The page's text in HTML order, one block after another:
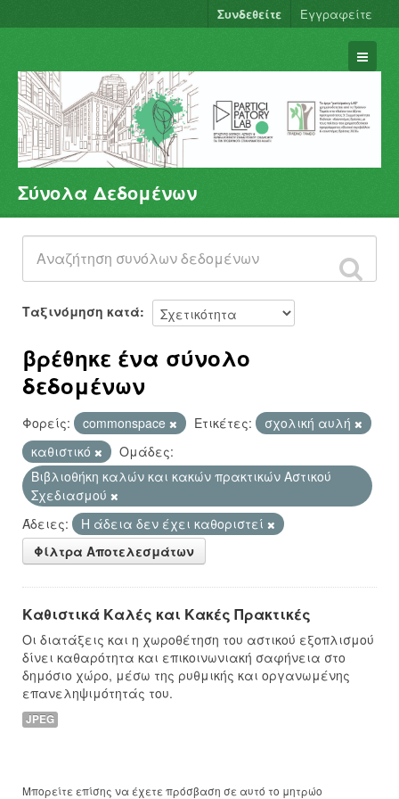
Συνδεθείτε Εγγραφείτε
Σύνολα Δεδομένων
Φορείς
Ομάδες
Σχετικά
Σύνολα Δεδομένων
Ταξινόμηση κατά
βρέθηκε ένα σύνολο
δεδομένων
Φορείς: commonspace Ετικέτες:
σχολική αυλή
καθιστικό
Ομάδες:
Βιβλιοθήκη καλών και κακών πρακτικών Αστικού
Σχεδιασμού
Άδειες:
Η άδεια δεν έχει καθοριστεί
Φίλτρα Αποτελεσμάτων
Καθιστικά Καλές και Κακές Πρακτικές
Οι διατάξεις και η χωροθέτηση του αστικού εξοπλισμού
δίνει καθαρότητα και επικοινωνιακή σαφήνεια στο
δημόσιο χώρο, μέσω της ρυθμικής και οργανωμένης
επανεληψιμότητάς του.
JPEG
Μπορείτε επίσης να έχετε πρόσβαση σε αυτό το μητρώο